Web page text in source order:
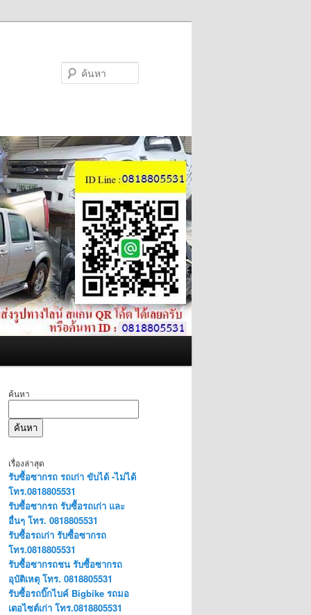
ค้นหา
ค้นหา
เรื่องล่าสุด
รับซื้อซากรถ รถเก่า ขับได้ -ไม่ได้
โทร.0818805531
รับซื้อซากรถ รับซื้อรถเก่า และ
อื่นๆ โทร. 0818805531
รับซื้อรถเก่า รับซื้อซากรถ
โทร.0818805531
รับซื้อซากรถชน รับซื้อซากรถ
อุบัติเหตุ โทร. 0818805531
รับซื้อรถบิ๊กไบค์ Bigbike รถมอ
เตอไซต์เก่า โทร.0818805531